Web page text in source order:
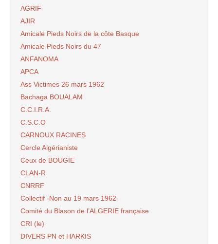
AGRIF
AJIR
Amicale Pieds Noirs de la côte Basque
Amicale Pieds Noirs du 47
ANFANOMA
APCA
Ass Victimes 26 mars 1962
Bachaga BOUALAM
C.C.I.R.A.
C.S.C.O
CARNOUX RACINES
Cercle Algérianiste
Ceux de BOUGIE
CLAN-R
CNRRF
Collectif -Non au 19 mars 1962-
Comité du Blason de l’ALGERIE française
CRI (le)
DIVERS PN et HARKIS